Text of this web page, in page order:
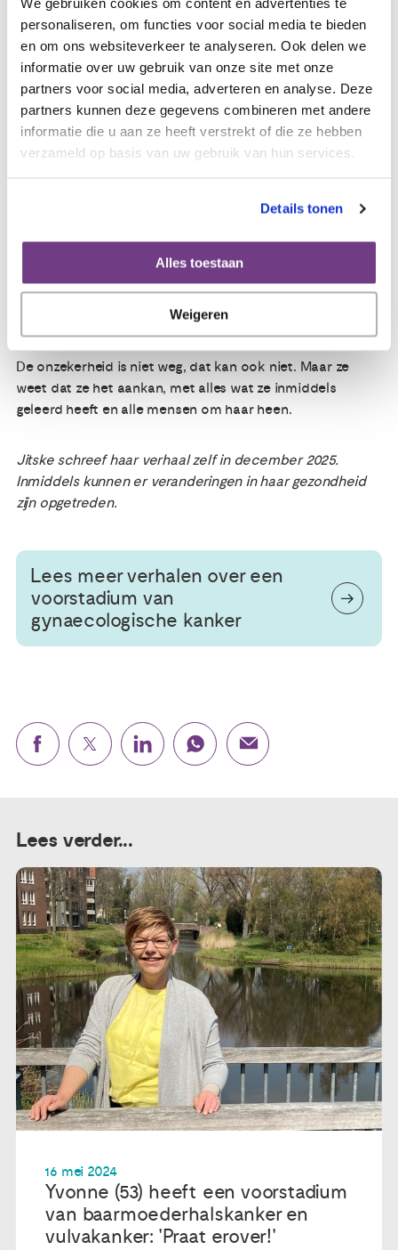
personaliseren, om functies voor social media te bieden
en om ons websiteverkeer te analyseren. Ook delen we
informatie over uw gebruik van onze site met onze
partners voor social media, adverteren en analyse. Deze
partners kunnen deze gegevens combineren met andere
informatie die u aan ze heeft verstrekt of die ze hebben
verzameld op basis van uw gebruik van hun services.
Details tonen
Alles toestaan
Weigeren
ik dat ik er rustiger in ben geworden, maar zodra de
controle dichterbij komt voel ik weer dezelfde spanning.
Je weet gewoon niet wat je gaat horen.’
Eén ding is anders dan vorig jaar: ze voelt zich minder
alleen, minder onwetend en minder onzeker over wat er
kan komen.
heb geleerd. Door erover te praten, werd mijn angst
kleiner. En laat je vaccineren, als je dat kunt. Het is er niet
De onzekerheid is niet weg, dat kan ook niet. Maar ze
weet dat ze het aankan, met alles wat ze inmiddels
geleerd heeft en alle mensen om haar heen.
Jitske schreef haar verhaal zelf in december 2025.
Inmiddels kunnen er veranderingen in haar gezondheid
zijn opgetreden.
Lees meer verhalen over een
voorstadium van
gynaecologische kanker
Lees verder...
16 mei 2024
Yvonne (53) heeft een voorstadium
van baarmoederhalskanker en
vulvakanker: 'Praat erover!'